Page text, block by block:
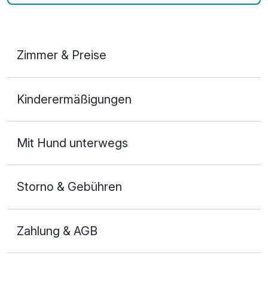
Zimmer & Preise
2 Erwachsene und 1 Kind
Kinderermäßigungen
Mit Hund unterwegs
Storno & Gebühren
Zahlung & AGB